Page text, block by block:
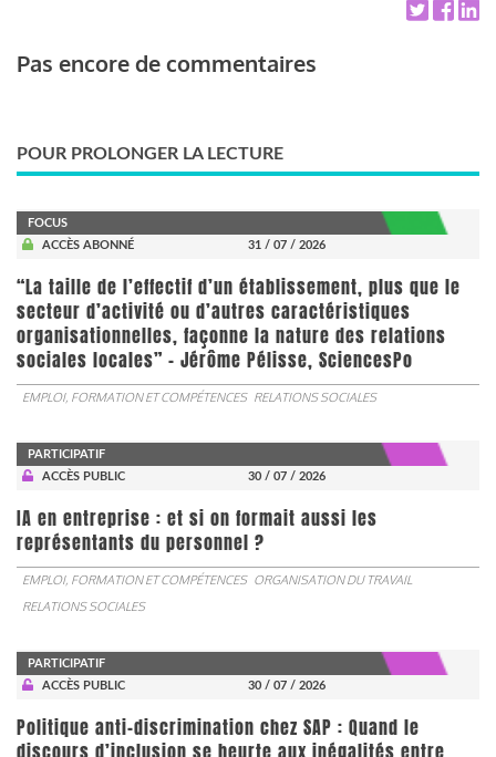
Pas encore de commentaires
POUR PROLONGER LA LECTURE
FOCUS
ACCÈS ABONNÉ
31 / 07 / 2026
“La taille de l’effectif d’un établissement, plus que le
secteur d’activité ou d’autres caractéristiques
organisationnelles, façonne la nature des relations
sociales locales” - Jérôme Pélisse, SciencesPo
EMPLOI, FORMATION ET COMPÉTENCES RELATIONS SOCIALES
PARTICIPATIF
ACCÈS PUBLIC
30 / 07 / 2026
IA en entreprise : et si on formait aussi les
représentants du personnel ?
EMPLOI, FORMATION ET COMPÉTENCES ORGANISATION DU TRAVAIL
RELATIONS SOCIALES
PARTICIPATIF
ACCÈS PUBLIC
30 / 07 / 2026
Politique anti-discrimination chez SAP : Quand le
discours d’inclusion se heurte aux inégalités entre